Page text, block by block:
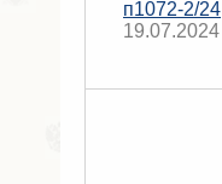
п1072-2/24
19.07.2024